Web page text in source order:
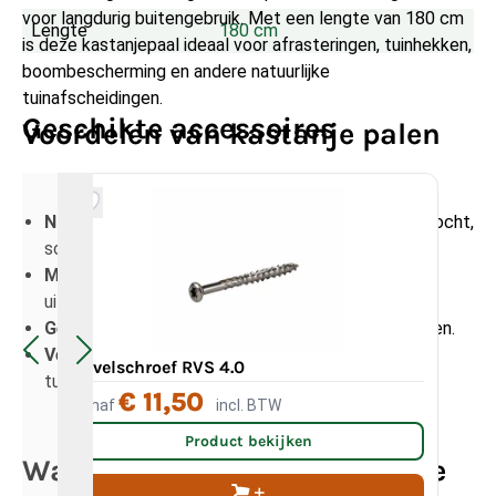
voor langdurig buitengebruik. Met een lengte van 180 cm
is deze kastanjepaal ideaal voor afrasteringen, tuinhekken,
boombescherming en andere natuurlijke
tuinafscheidingen.
Voordelen van kastanje palen
Natuurlijk duurzaam
: van nature bestand tegen vocht,
schimmels en houtrot.
Met de hand geschild: behoudt de authentieke
uitstraling van kastanjehout.
Gepunt
: eenvoudig en stevig in de grond te plaatsen.
Veelzijdig toepasbaar
tuinhekken en natuurlijke erfafscheidingen.
Waarvoor kan ik een kastanje
Lengte 180 cm
Geschikte accessoires
Gevelschroef RVS 4.0
Vanaf€ 11,50 incl. BTW
Product bekijken